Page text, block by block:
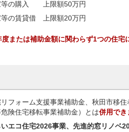
等の購入 上限額50万円
等の賃貸借 上限額20万円
または補助金額に関わらず1つの住宅
リフォーム支援事業補助金、秋田市移
険住宅移転事業補助金）とは併用でき
いエコ住宅2026事業、先進的窓リノベ